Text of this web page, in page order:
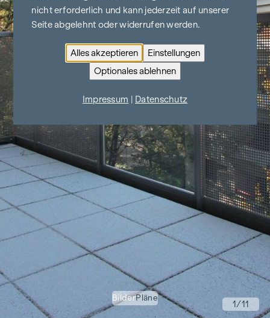
BilderPläne
1/11
nicht erforderlich und kann jederzeit auf unserer
Seite abgelehnt oder widerrufen werden.
Alles akzeptieren
Einstellungen
Optionales ablehnen
Impressum Datenschutz